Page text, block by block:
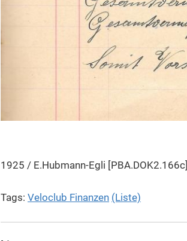
1925 / E.Hubmann-Egli [PBA.DOK2.166c]
Tags: Veloclub Finanzen (Liste)